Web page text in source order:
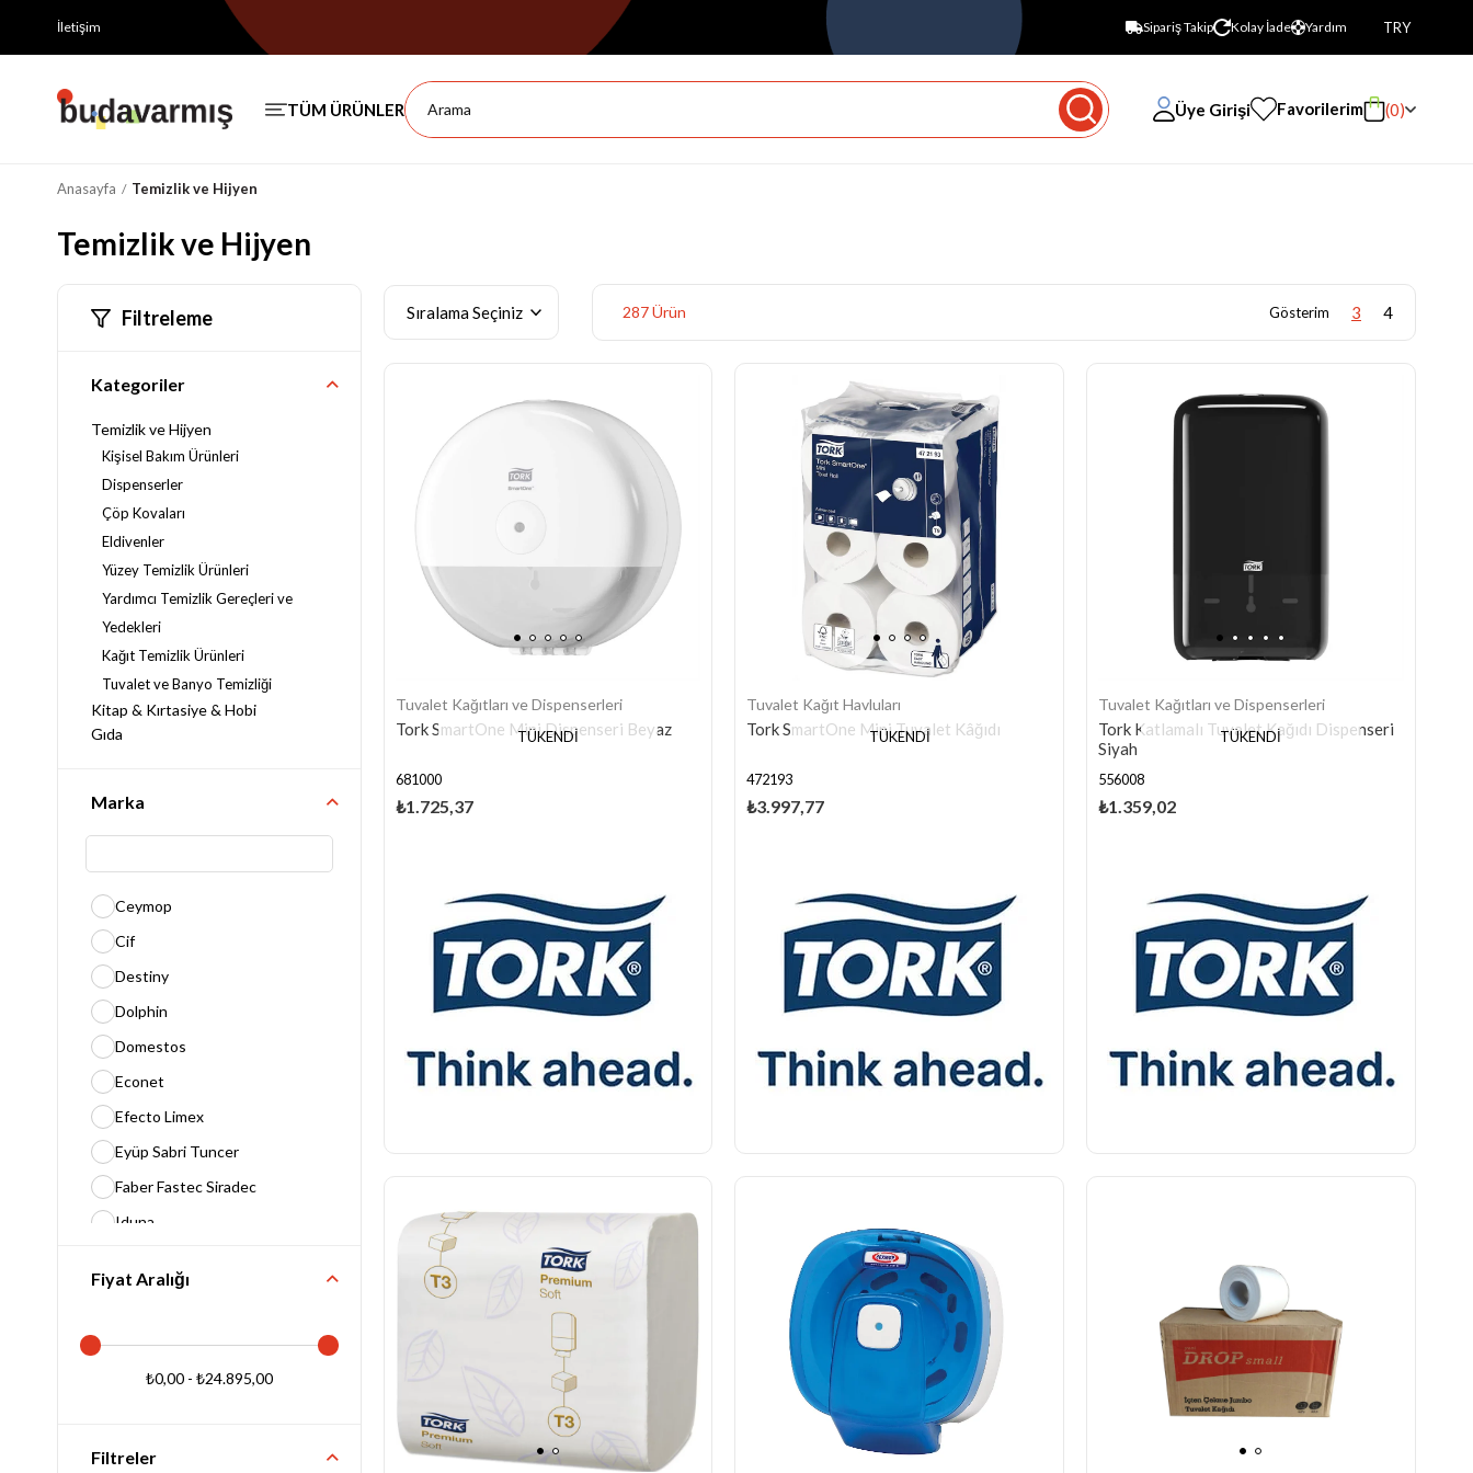
İletişim Sipariş Takip Kolay İade Yardım TRY
Üye Girişi Favorilerim 0
Anasayfa Temizlik ve Hijyen
Temizlik ve Hijyen
Filtreleme
Kategoriler
Temizlik ve Hijyen
Kişisel Bakım Ürünleri
Dispenserler
Çöp Kovaları
Eldivenler
Yüzey Temizlik Ürünleri
Yardımcı Temizlik Gereçleri ve
Yedekleri
Kağıt Temizlik Ürünleri
Tuvalet ve Banyo Temizliği
Kitap & Kırtasiye & Hobi
Gıda
Kahve Makineleri ve Bar
Çok Satan Ürünler
Yeni Ürünler
Mutfak Ekipmanları
Bulaşıkhane Ekipmanları
Outdoor Ekipmanları
İçecek Makineleri
E- Katalog
Blog
Kağıt Ürünleri ve Dispenserleri
Marka
Ceymop
Cif
Destiny
Dolphin
Domestos
Econet
Efecto Limex
Eyüp Sabri Tuncer
Faber Fastec Siradec
Iduna
Kapp
Fiyat Aralığı
₺0,00 - ₺24.895,00
Filtreler
287 Ürün
TÜKENDI
Tuvalet Kağıtları ve Dispenserleri
Tork SmartOne Mini Dispenseri Beyaz
681000
₺1.725,37
TÜKENDI
Tuvalet Kağıt Havluları
Tork SmartOne Mini Tuvalet Kâğıdı
472193
₺3.997,77
TÜKENDI
Tuvalet Kağıtları ve Dispenserleri
Tork Katlamalı Tuvalet Kağıdı Dispenseri
Siyah
556008
₺1.359,02